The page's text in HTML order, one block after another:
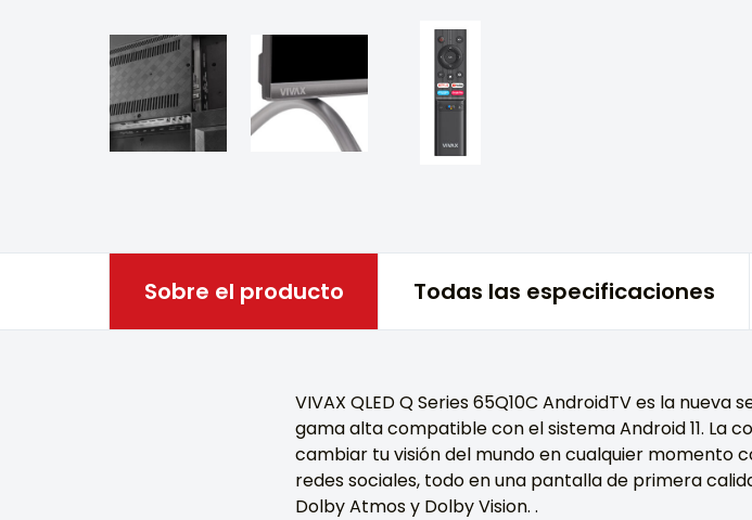
Sobre el producto Todas las especificaciones
VIVAX QLED Q Series 65Q10C AndroidTV es la
gama alta compatible con el sistema Android 11. La
cambiar tu visión del mundo en cualquier momento
redes sociales, todo en una pantalla de primera
Dolby Atmos y Dolby Vision. .